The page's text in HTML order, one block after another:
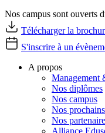
Nos campus sont ouverts
Télécharger la
S'inscrire à un
A propos
Management
Nos diplômes
Nos campus
Nos
Nos
Alliance